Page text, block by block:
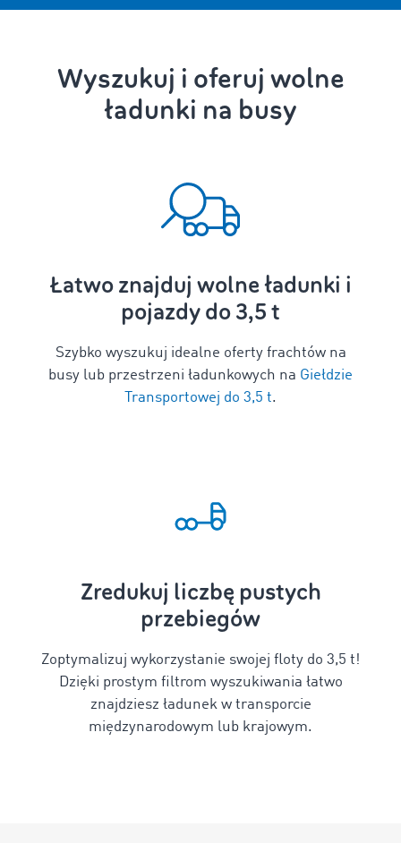
Wyszukuj i oferuj wolne
ładunki na busy
Łatwo znajduj wolne ładunki i
pojazdy do 3,5 t
Szybko wyszukuj idealne oferty frachtów na
busy lub przestrzeni ładunkowych na Giełdzie
Transportowej do 3,5 t.
Zredukuj liczbę pustych
przebiegów
Zoptymalizuj wykorzystanie swojej floty do 3,5 t!
Dzięki prostym filtrom wyszukiwania łatwo
znajdziesz ładunek w transporcie
międzynarodowym lub krajowym.